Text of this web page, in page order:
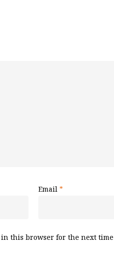
Email *
this browser for the next